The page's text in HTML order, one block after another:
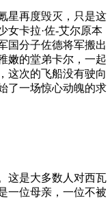
星再度毁灭，只是这
女卡拉·佐-艾尔原本
国分子佐德将军搬出
嫩的堂弟卡尔，一起
这次的飞船没有驶向
了一场惊心动魄的求
这是大多数人对西瓦
一位母亲，一位不被